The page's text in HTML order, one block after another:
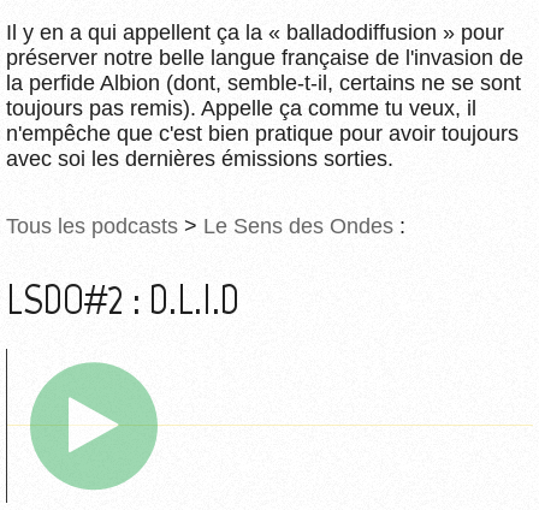
Il y en a qui appellent ça la « balladodiffusion » pour
préserver notre belle langue française de l'invasion de
la perfide Albion (dont, semble-t-il, certains ne se sont
toujours pas remis). Appelle ça comme tu veux, il
n'empêche que c'est bien pratique pour avoir toujours
avec soi les dernières émissions sorties.
Tous les podcasts > Le Sens des Ondes :
LSDO#2 : D.L.I.D